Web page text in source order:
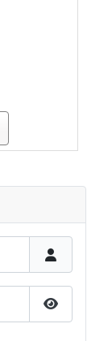
Passwort